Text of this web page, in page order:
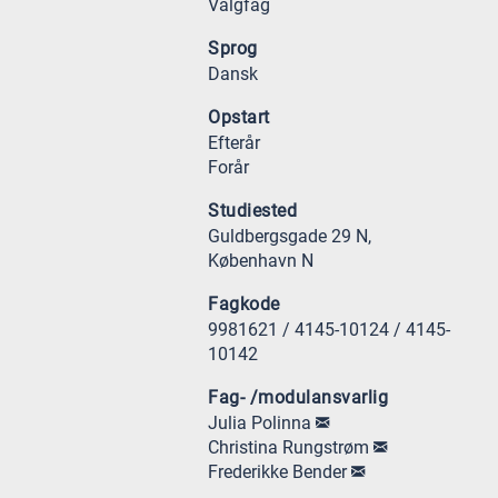
Valgfag
Sprog
Dansk
Opstart
Efterår
Forår
Studiested
Guldbergsgade 29 N,
København N
Fagkode
9981621 / 4145-10124 / 4145-
10142
Fag- /modulansvarlig
Julia Polinna
Christina Rungstrøm
Frederikke Bender